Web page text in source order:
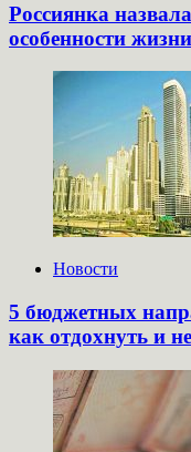
Россиянка
особенности
Новости
5 бюджетных
как отдохнуть и